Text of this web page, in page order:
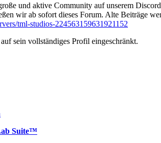
und aktive Community auf unserem
wir ab sofort dieses Forum. Alte Beiträge
tml-studios-224563159631921152
sein vollständiges Profil eingeschränkt.
Suite™